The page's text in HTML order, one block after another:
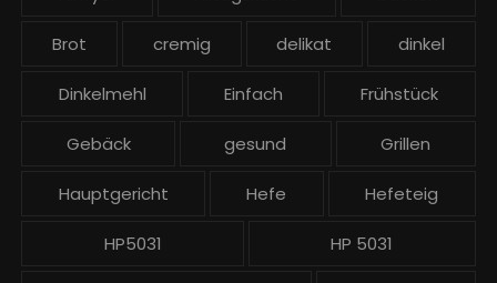
Brot cremig delikat dinkel
Dinkelmehl Einfach Frühstück
Gebäck gesund Grillen
Hauptgericht Hefe Hefeteig
HP5031 HP 5031